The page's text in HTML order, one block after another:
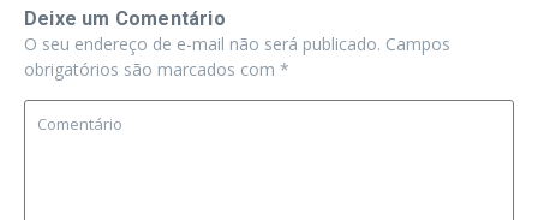
Deixe um Comentário
O seu endereço de e-mail não será publicado. Campos
obrigatórios são marcados com *